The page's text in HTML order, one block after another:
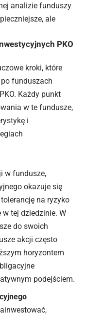
analizie funduszy
ale
PKO
kroki, które
funduszach
Każdy punkt
w te fundusze,
i
w fundusze,
okazuje się
na ryzyko
tej dziedzinie. W
do swoich
akcji często
horyzontem
podejściem.